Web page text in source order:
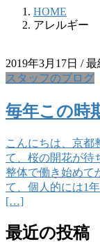
HOME
アレルギー
2019年3月17日 / 最
スタッフのブログ
毎年この時
こんにちは、京都
て、桜の開花が待
整体で働き始めて
て、個人的には1
[…]
最近の投稿